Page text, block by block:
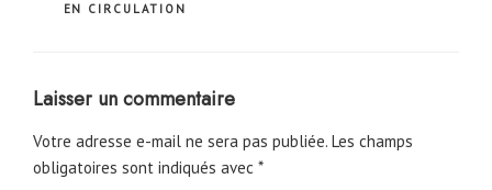
EN CIRCULATION
Laisser un commentaire
Votre adresse e-mail ne sera pas publiée. Les champs
obligatoires sont indiqués avec *